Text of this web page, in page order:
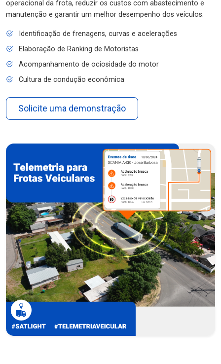
operacional da frota, reduzir os custos com abastecimento e
manutenção e garantir um melhor desempenho dos veículos.
Identificação de frenagens, curvas e acelerações
Elaboração de Ranking de Motoristas
Acompanhamento de ociosidade do motor
Cultura de condução econômica
Solicite uma demonstração